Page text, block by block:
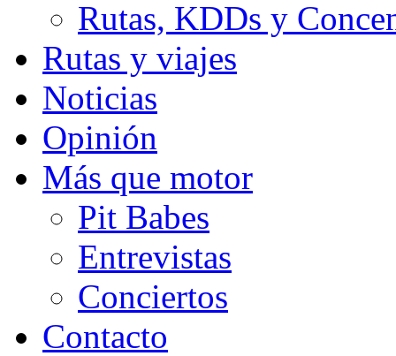
Rutas, KDDs y
Rutas y viajes
Noticias
Opinión
Más que motor
Pit Babes
Entrevistas
Conciertos
Contacto